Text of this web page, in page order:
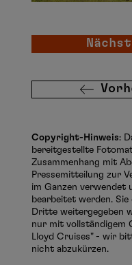
Copyright-Hinweis:
bereitgestellte
Zusammenhang mit
Pressemitteilung zur
im Ganzen verwendet
bearbeitet werden.
Dritte weitergegeben
nur mit vollständigem
Lloyd Cruises" - wir
nicht abzukürzen.